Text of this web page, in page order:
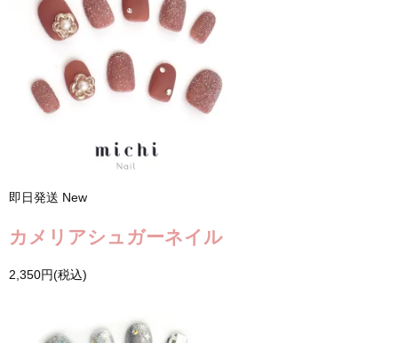
即日発送 New
カメリアシュガーネイル
2,350円(税込)